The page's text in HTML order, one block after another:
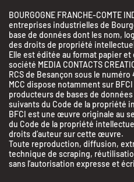
BOURGOGNE FRANCHE-COMTE
entreprises industrielles de
base de données dont les nom,
des droits de propriété
Elle est éditée au format papier
société MEDIA CONTACTS
RCS de Besançon sous le numéro
MCC dispose notamment sur
producteurs de bases de
suivants du Code de la propriété
BFCI est une œuvre originale au
du Code de la propriété
droits d’auteur sur cette œuvre.
Toute reproduction, diffusion,
technique de scraping,
sans l’autorisation expresse et